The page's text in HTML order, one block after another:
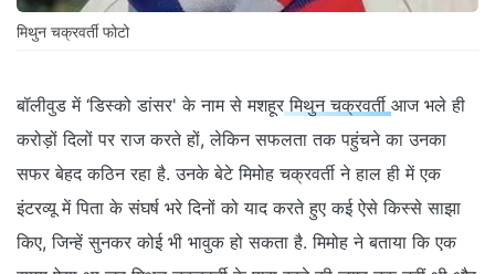
मिथुन चक्रवर्ती फोटो
बॉलीवुड में ‘डिस्को डांसर' के नाम से मशहूर मिथुन चक्रवर्ती आज भले ही
करोड़ों दिलों पर राज करते हों, लेकिन सफलता तक पहुंचने का उनका
सफर बेहद कठिन रहा है. उनके बेटे मिमोह चक्रवर्ती ने हाल ही में एक
इंटरव्यू में पिता के संघर्ष भरे दिनों को याद करते हुए कई ऐसे किस्से साझा
किए, जिन्हें सुनकर कोई भी भावुक हो सकता है. मिमोह ने बताया कि एक